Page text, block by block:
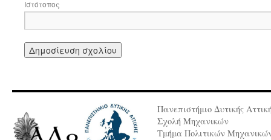
Ιστότοπος
Πανεπιστήμιο Δυτικής
Σχολή Μηχανικών
Τμήμα Πολιτικών